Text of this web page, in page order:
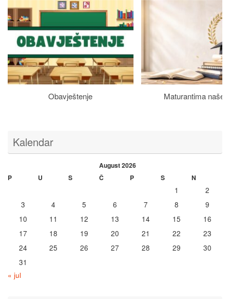
Obavještenje Maturantima naše
Kalendar
August 2026
P
U S Č P S N
1
2
3
4 5 6 7 8
9
10
11 12 13 14 15
16
17
18 19 20 21 22
23
24
25 26 27 28 29
30
31
« jul